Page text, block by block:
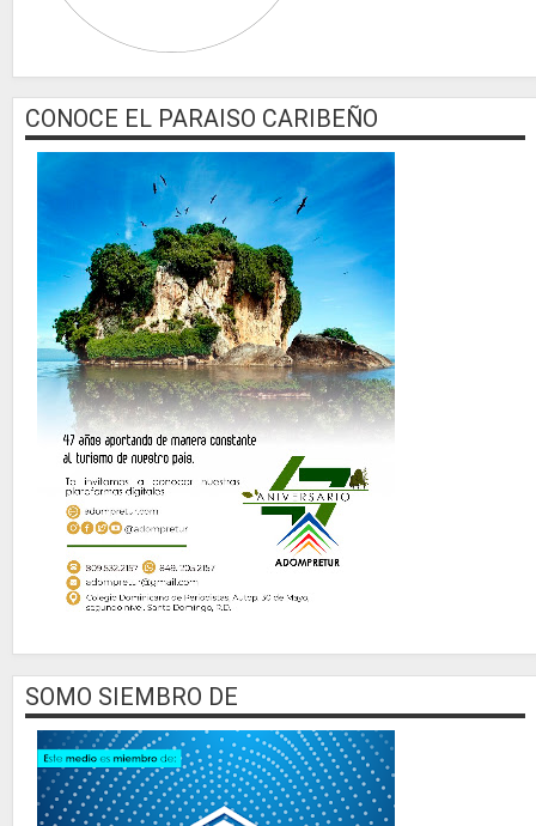
CONOCE EL PARAISO CARIBEÑO
SOMO SIEMBRO DE